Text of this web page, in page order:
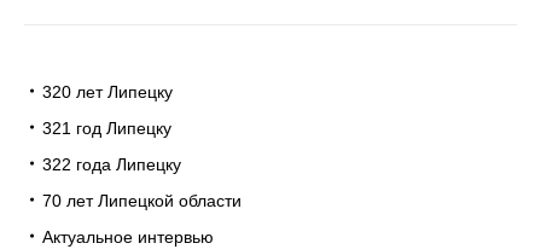
320 лет Липецку
321 год Липецку
322 года Липецку
70 лет Липецкой области
Актуальное интервью